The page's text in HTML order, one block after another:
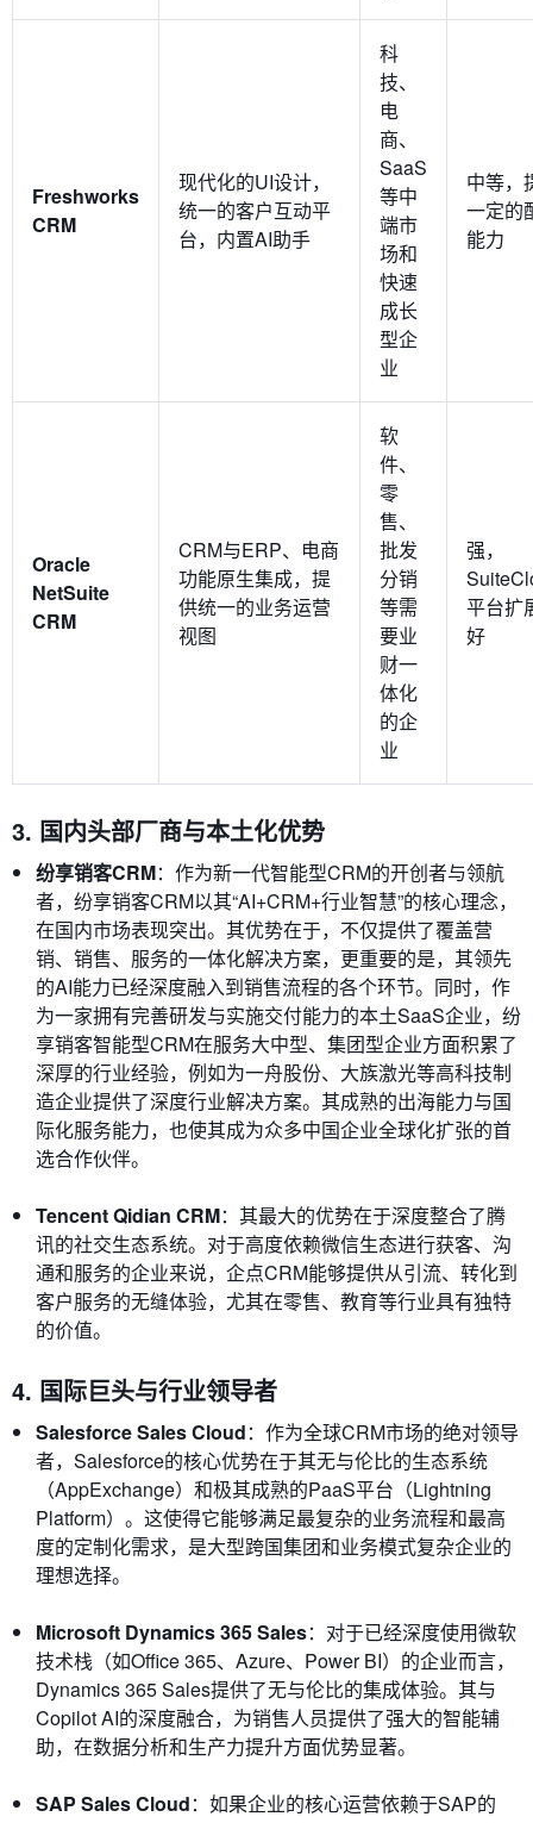
Freshworks
CRM
现代化的UI设计，
统一的客户互动平
台，内置AI助手
科
技、
电
商、
SaaS
等中
端市
场和
快速
成长
型企
业
中等，
一定的
能力
Oracle
NetSuite
CRM
CRM与ERP、电商
功能原生集成，提
供统一的业务运营
视图
软
件、
零
售、
批发
分销
等需
要业
财一
体化
的企
业
强，
平台扩
好
3. 国内头部厂商与本土化优势
纷享销客CRM：作为新一代智能型CRM的开创者与领航
者，纷享销客CRM以其“AI+CRM+行业智慧”的核心理念，
在国内市场表现突出。其优势在于，不仅提供了覆盖营
销、销售、服务的一体化解决方案，更重要的是，其领先
的AI能力已经深度融入到销售流程的各个环节。同时，作
为一家拥有完善研发与实施交付能力的本土SaaS企业，纷
享销客智能型CRM在服务大中型、集团型企业方面积累了
深厚的行业经验，例如为一舟股份、大族激光等高科技制
造企业提供了深度行业解决方案。其成熟的出海能力与国
际化服务能力，也使其成为众多中国企业全球化扩张的首
选合作伙伴。
Tencent Qidian CRM：其最大的优势在于深度整合了腾
讯的社交生态系统。对于高度依赖微信生态进行获客、沟
通和服务的企业来说，企点CRM能够提供从引流、转化到
客户服务的无缝体验，尤其在零售、教育等行业具有独特
的价值。
4. 国际巨头与行业领导者
Salesforce Sales Cloud：作为全球CRM市场的绝对领导
者，Salesforce的核心优势在于其无与伦比的生态系统
（AppExchange）和极其成熟的PaaS平台（Lightning
Platform）。这使得它能够满足最复杂的业务流程和最高
度的定制化需求，是大型跨国集团和业务模式复杂企业的
理想选择。
Microsoft Dynamics 365 Sales：对于已经深度使用微软
技术栈（如Office 365、Azure、Power BI）的企业而言，
Dynamics 365 Sales提供了无与伦比的集成体验。其与
Copilot AI的深度融合，为销售人员提供了强大的智能辅
助，在数据分析和生产力提升方面优势显著。
SAP Sales Cloud：如果企业的核心运营依赖于SAP的